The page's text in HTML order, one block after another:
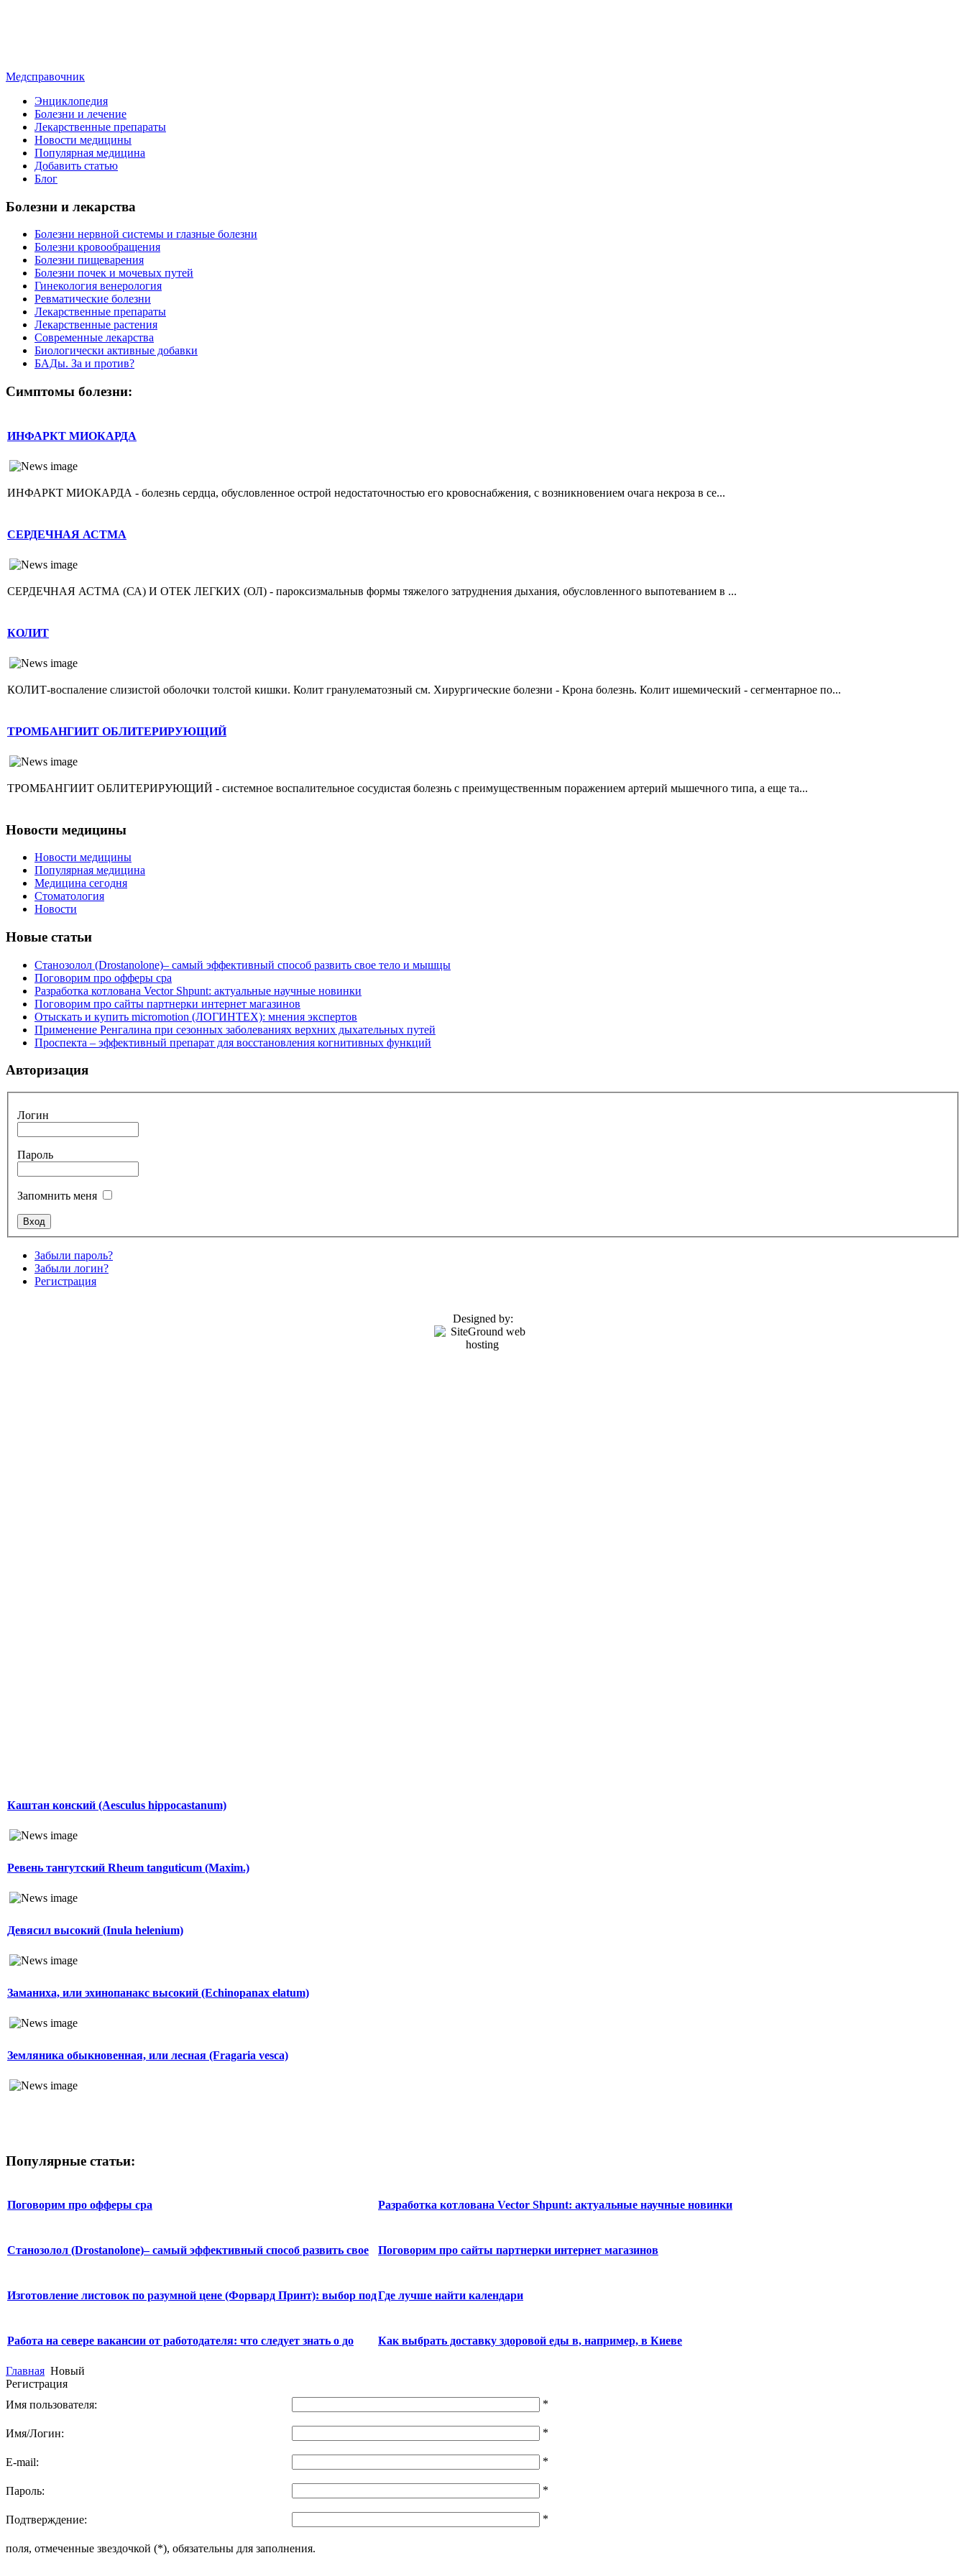
Медсправочник
Энциклопедия
Болезни и лечение
Лекарственные препараты
Новости медицины
Популярная медицина
Добавить статью
Блог
Болезни и лекарства
Болезни нервной системы и глазные болезни
Болезни кровообращения
Болезни пищеварения
Болезни почек и мочевых путей
Гинекология венерология
Ревматические болезни
Лекарственные препараты
Лекарственные растения
Современные лекарства
Биологически активные добавки
БАДы. За и против?
Симптомы болезни:
ИНФАРКТ МИОКАРДА
ИНФАРКТ МИОКАРДА - болезнь сердца, обусловленное острой недостаточностью его кровоснабжения, с возникновением очага некроза в се...
СЕРДЕЧНАЯ АСТМА
СЕРДЕЧНАЯ АСТМА (СА) И ОТЕК ЛЕГКИХ (ОЛ) - пароксизмальныв формы тяжелого затруднения дыхания, обусловленного выпотеванием в ...
КОЛИТ
КОЛИТ-воспаление слизистой оболочки толстой кишки. Колит гранулематозный см. Хирургические болезни - Крона болезнь. Колит ишемический - сегментарное по...
ТРОМБАНГИИТ ОБЛИТЕРИРУЮЩИЙ
ТРОМБАНГИИТ ОБЛИТЕРИРУЮЩИЙ - системное воспалительное сосудистая болезнь с преимущественным поражением артерий мышечного типа, а еще та...
Новости медицины
Новости медицины
Популярная медицина
Медицина сегодня
Стоматология
Новости
Новые статьи
Станозолол (Drostanolone)– самый эффективный способ развить свое тело и мышцы
Поговорим про офферы cpa
Разработка котлована Vector Shpunt: актуальные научные новинки
Поговорим про сайты партнерки интернет магазинов
Отыскать и купить micromotion (ЛОГИНТЕХ): мнения экспертов
Применение Ренгалина при сезонных заболеваниях верхних дыхательных путей
Проспекта – эффективный препарат для восстановления когнитивных функций
Авторизация
Логин
Пароль
Запомнить меня
Забыли пароль?
Забыли логин?
Регистрация
Designed by:
Каштан конский (Aesculus hippocastanum)
Ревень тангутский Rheum tanguticum (Maxim.)
Девясил высокий (Inula helenium)
Заманиха, или эхинопанакс высокий (Echinopanax elatum)
Земляника обыкновенная, или лесная (Fragaria vesca)
Популярные статьи:
Поговорим про офферы cpa Разработка котлована Vector Shpunt: актуальные научные новинки
Станозолол (Drostanolone)– самый эффективный способ развить свое Поговорим про сайты партнерки интернет магазинов
Изготовление листовок по разумной цене (Форвард Принт): выбор подГде лучше найти календари
Работа на севере вакансии от работодателя: что следует знать о до Как выбрать доставку здоровой еды в, например, в Киеве
Главная Новый
Регистрация
Имя пользователя:
*
Имя/Логин: *
E-mail: *
Пароль: *
Подтверждение: *
поля, отмеченные звездочкой (*), обязательны для заполнения.